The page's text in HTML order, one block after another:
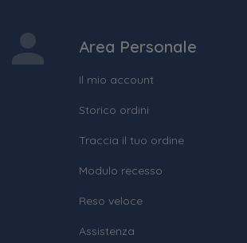
Area Personale
Il mio account
Storico ordini
Traccia il tuo ordine
Modulo recesso
Reso veloce
Assistenza